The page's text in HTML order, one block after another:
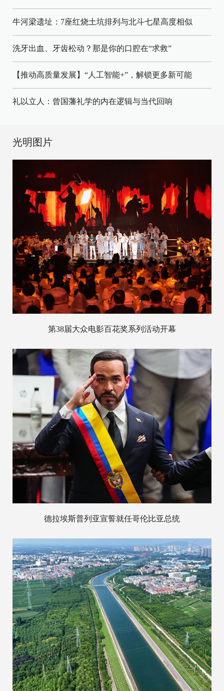
牛河梁遗址：7座红烧土坑排列与北斗七星高度相似
洗牙出血、牙齿松动？那是你的口腔在“求救”
【推动高质量发展】“人工智能+”，解锁更多新可能
礼以立人：曾国藩礼学的内在逻辑与当代回响
光明图片
第38届大众电影百花奖系列活动开幕
德拉埃斯普列亚宣誓就任哥伦比亚总统